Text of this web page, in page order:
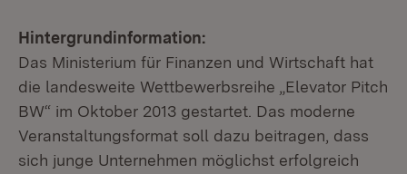
Hintergrundinformation:
Das Ministerium für Finanzen und Wirtschaft hat
die landesweite Wettbewerbsreihe „Elevator Pitch
BW“ im Oktober 2013 gestartet. Das moderne
Veranstaltungsformat soll dazu beitragen, dass
sich junge Unternehmen möglichst erfolgreich